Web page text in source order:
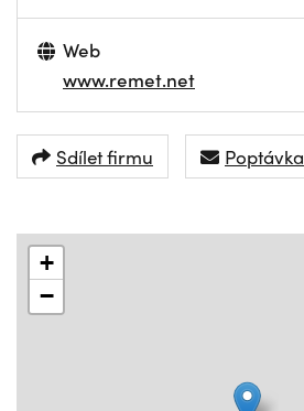
Web
www.remet.net
Sdílet firmu Poptávka
+
−